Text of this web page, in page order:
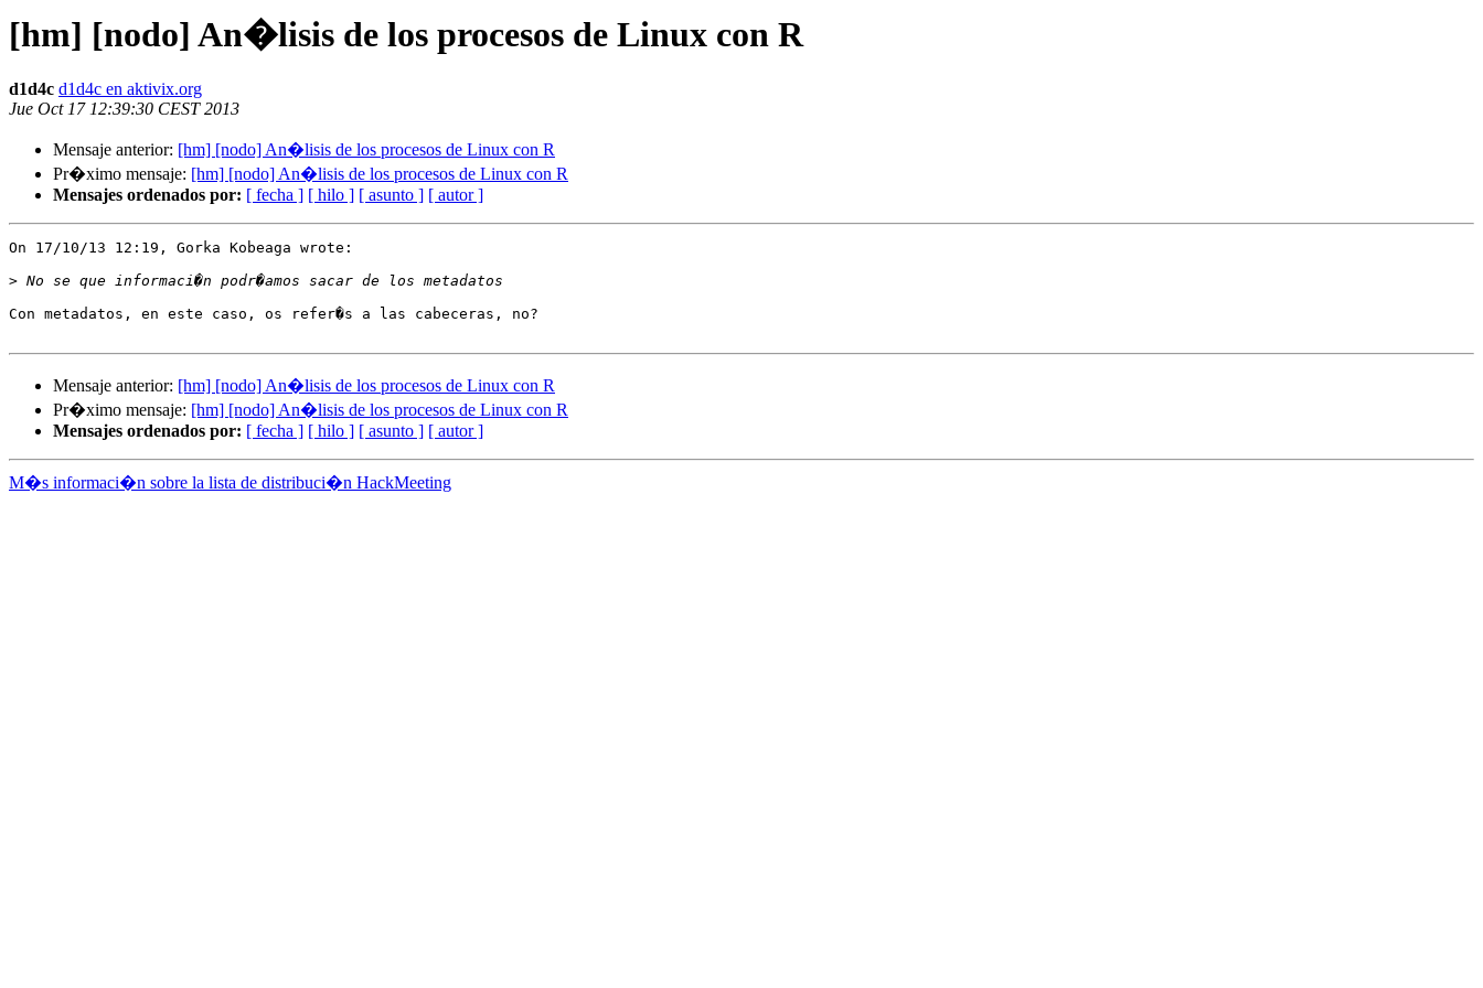
[hm] [nodo] An�lisis de los procesos de Linux con R
d1d4c d1d4c en aktivix.org
Jue Oct 17 12:39:30 CEST 2013
Mensaje anterior: [hm] [nodo] An�lisis de los procesos de Linux con R
Pr�ximo mensaje: [hm] [nodo] An�lisis de los procesos de Linux con R
Mensajes ordenados por: [ fecha ] [ hilo ] [ asunto ] [ autor ]
On 17/10/13 12:19, Gorka Kobeaga wrote:
>
Con metadatos, en este caso, os refer�s a las cabeceras, no?
Mensaje anterior: [hm] [nodo] An�lisis de los procesos de Linux con R
Pr�ximo mensaje: [hm] [nodo] An�lisis de los procesos de Linux con R
Mensajes ordenados por: [ fecha ] [ hilo ] [ asunto ] [ autor ]
M�s informaci�n sobre la lista de distribuci�n HackMeeting